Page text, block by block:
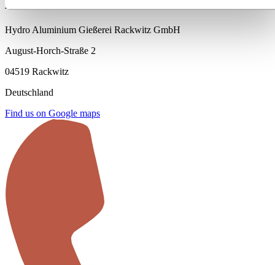
Adresse
Hydro Aluminium Gießerei Rackwitz GmbH
August-Horch-Straße 2
04519 Rackwitz
Deutschland
Find us on Google maps